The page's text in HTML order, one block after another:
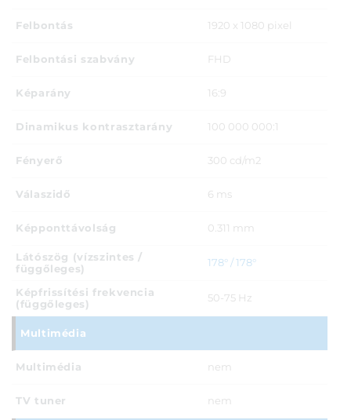
Felbontás 1920 x 1080 pixel
Felbontási szabvány FHD
Képarány 16:9
Dinamikus kontrasztarány 100 000 000:1
Fényerő 300 cd/m2
Válaszidő 6 ms
Képponttávolság 0.311 mm
Látószög (vízszintes /
függőleges)
178° / 178°
Képfrissítési frekvencia
(függőleges)
50-75 Hz
Multimédia
Multimédia nem
TV tuner nem